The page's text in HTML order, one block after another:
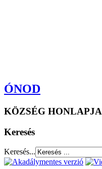
ÓNOD
KÖZSÉG HONLAPJA
Keresés
Keresés...